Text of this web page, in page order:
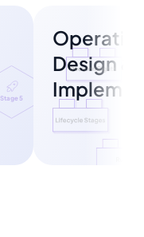
Stage 5
Design &